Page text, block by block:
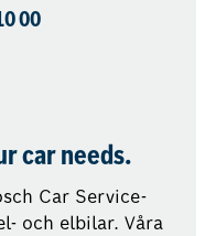
00
car needs.
Car Service-
och elbilar. Våra